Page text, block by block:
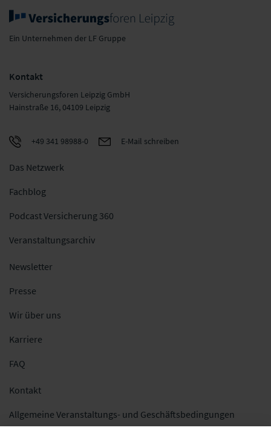
Ein Unternehmen der LF Gruppe
Kontakt
Versicherungsforen Leipzig GmbH
Hainstraße 16, 04109 Leipzig
+49 341 98988-0 E-Mail schreiben
Das Netzwerk
Fachblog
Podcast Versicherung 360
Veranstaltungsarchiv
Newsletter
Presse
Wir über uns
Karriere
FAQ
Kontakt
Allgemeine Veranstaltungs- und Geschäftsbedingungen